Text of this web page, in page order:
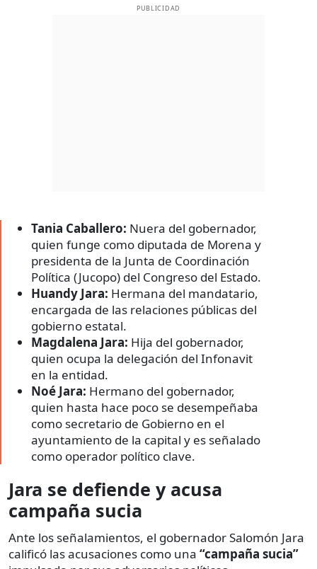
PUBLICIDAD
Tania Caballero: Nuera del gobernador,
quien funge como diputada de Morena y
presidenta de la Junta de Coordinación
Política (Jucopo) del Congreso del Estado.
Huandy Jara: Hermana del mandatario,
encargada de las relaciones públicas del
gobierno estatal.
Magdalena Jara: Hija del gobernador,
quien ocupa la delegación del Infonavit
en la entidad.
Noé Jara: Hermano del gobernador,
quien hasta hace poco se desempeñaba
como secretario de Gobierno en el
ayuntamiento de la capital y es señalado
como operador político clave.
Jara se defiende y acusa
campaña sucia
Ante los señalamientos, el gobernador Salomón Jara
calificó las acusaciones como una “campaña sucia”